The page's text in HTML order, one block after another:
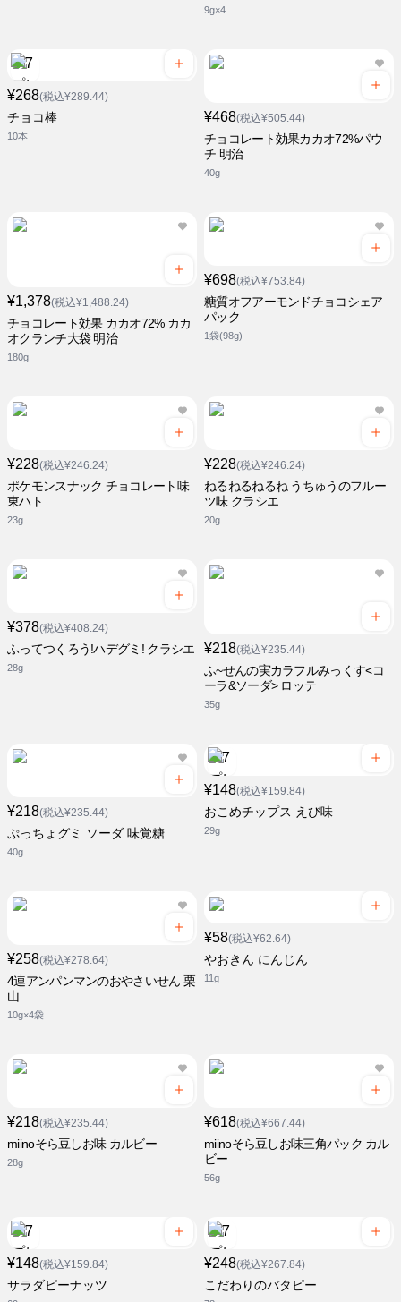
9g×4
¥268(税込¥289.44)
チョコ棒
10本
¥468(税込¥505.44)
チョコレート効果カカオ72%パウ
チ 明治
40g
¥1,378(税込¥1,488.24)
チョコレート効果 カカオ72% カカ
オクランチ大袋 明治
180g
¥698(税込¥753.84)
糖質オフアーモンドチョコシェア
パック
1袋(98g)
¥228(税込¥246.24)
ポケモンスナック チョコレート味
東ハト
23g
¥228(税込¥246.24)
ねるねるねるね うちゅうのフルー
ツ味 クラシエ
20g
¥378(税込¥408.24)
ふってつくろう!ハデグミ! クラシエ
28g
¥218(税込¥235.44)
ふ~せんの実カラフルみっくす<コ
ーラ&ソーダ> ロッテ
35g
¥218(税込¥235.44)
ぷっちょグミ ソーダ 味覚糖
40g
¥148(税込¥159.84)
おこめチップス えび味
29g
¥258(税込¥278.64)
4連アンパンマンのおやさいせん 栗
山
10g×4袋
¥58(税込¥62.64)
やおきん にんじん
11g
¥218(税込¥235.44)
miinoそら豆しお味 カルビー
28g
¥618(税込¥667.44)
miinoそら豆しお味三角パック カル
ビー
56g
¥148(税込¥159.84)
サラダピーナッツ
¥248(税込¥267.84)
こだわりのバタピー